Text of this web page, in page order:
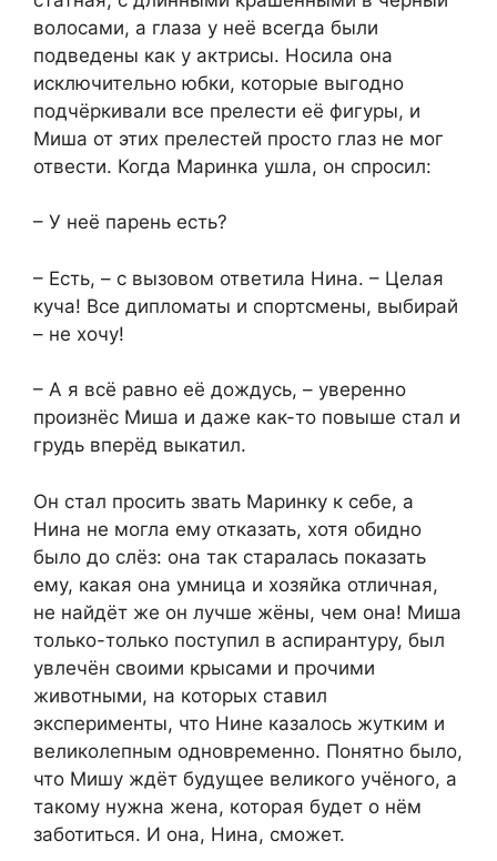
волосами, а глаза у неё всегда были
подведены как у актрисы. Носила она
исключительно юбки, которые выгодно
подчёркивали все прелести её фигуры, и
Миша от этих прелестей просто глаз не мог
отвести. Когда Маринка ушла, он спросил:
– У неё парень есть?
– Есть, – с вызовом ответила Нина. – Целая
куча! Все дипломаты и спортсмены, выбирай
– не хочу!
– А я всё равно её дождусь, – уверенно
произнёс Миша и даже как-то повыше стал и
грудь вперёд выкатил.
Он стал просить звать Маринку к себе, а
Нина не могла ему отказать, хотя обидно
было до слёз: она так старалась показать
ему, какая она умница и хозяйка отличная,
не найдёт же он лучше жёны, чем она! Миша
только-только поступил в аспирантуру, был
увлечён своими крысами и прочими
животными, на которых ставил
эксперименты, что Нине казалось жутким и
великолепным одновременно. Понятно было,
что Мишу ждёт будущее великого учёного, а
такому нужна жена, которая будет о нём
заботиться. И она, Нина, сможет.